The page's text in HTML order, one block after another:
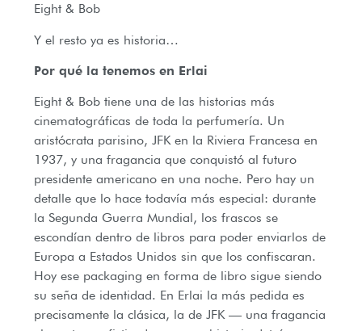
Eight & Bob
Y el resto ya es historia…
Por qué la tenemos en Erlai
Eight & Bob tiene una de las historias más
cinematográficas de toda la perfumería. Un
aristócrata parisino, JFK en la Riviera Francesa en
1937, y una fragancia que conquistó al futuro
presidente americano en una noche. Pero hay un
detalle que lo hace todavía más especial: durante
la Segunda Guerra Mundial, los frascos se
escondían dentro de libros para poder enviarlos de
Europa a Estados Unidos sin que los confiscaran.
Hoy ese packaging en forma de libro sigue siendo
su seña de identidad. En Erlai la más pedida es
precisamente la clásica, la de JFK — una fragancia